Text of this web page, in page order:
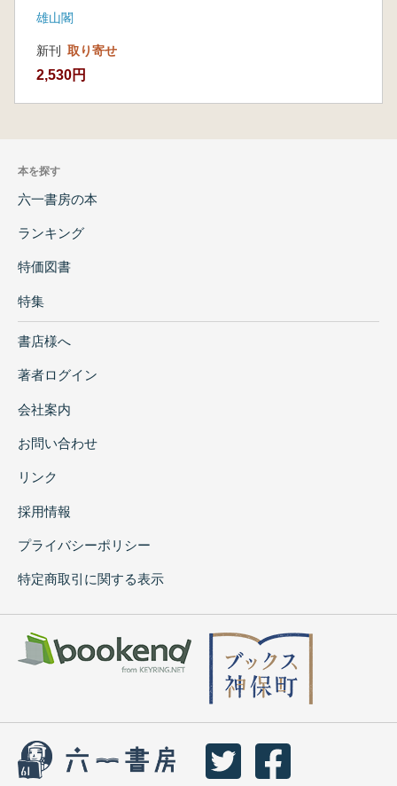
雄山閣
新刊 取り寄せ
2,530円
本を探す
六一書房の本
ランキング
特価図書
特集
書店様へ
著者ログイン
会社案内
お問い合わせ
リンク
採用情報
プライバシーポリシー
特定商取引に関する表示